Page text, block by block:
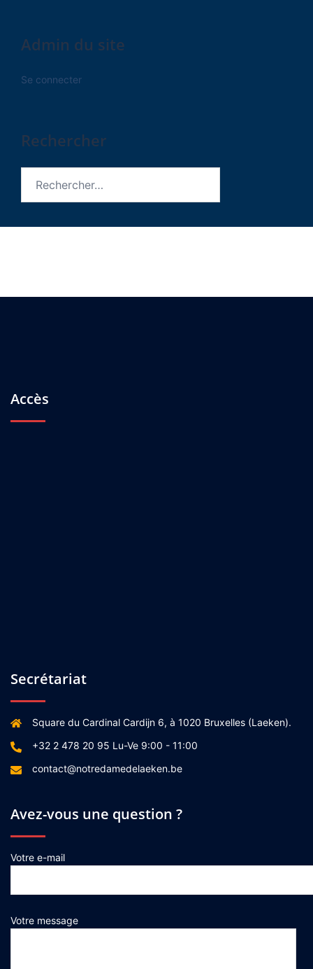
Admin du site
Se connecter
Rechercher
Accès
Secrétariat
Square du Cardinal Cardijn 6, à 1020 Bruxelles (Laeken).
+32 2 478 20 95 Lu-Ve 9:00 - 11:00
contact@notredamedelaeken.be
Avez-vous une question ?
Votre e-mail
Votre message